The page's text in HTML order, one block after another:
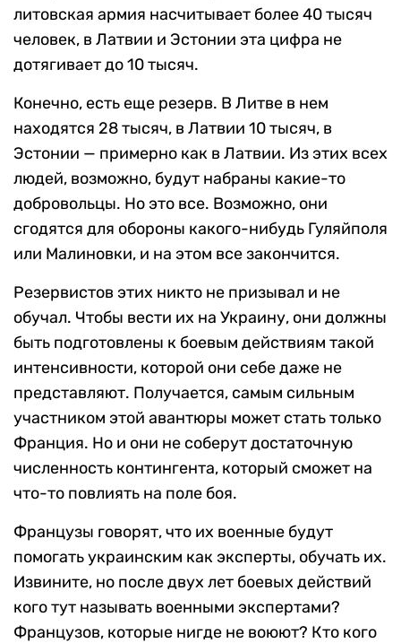
литовская армия насчитывает более 40 тысяч
человек, в Латвии и Эстонии эта цифра не
дотягивает до 10 тысяч.
Конечно, есть еще резерв. В Литве в нем
находятся 28 тысяч, в Латвии 10 тысяч, в
Эстонии — примерно как в Латвии. Из этих всех
людей, возможно, будут набраны какие-то
добровольцы. Но это все. Возможно, они
сгодятся для обороны какого-нибудь Гуляйполя
или Малиновки, и на этом все закончится.
Резервистов этих никто не призывал и не
обучал. Чтобы вести их на Украину, они должны
быть подготовлены к боевым действиям такой
интенсивности, которой они себе даже не
представляют. Получается, самым сильным
участником этой авантюры может стать только
Франция. Но и они не соберут достаточную
численность контингента, который сможет на
что-то повлиять на поле боя.
Французы говорят, что их военные будут
помогать украинским как эксперты, обучать их.
Извините, но после двух лет боевых действий
кого тут называть военными экспертами?
Французов, которые нигде не воюют? Кто кого